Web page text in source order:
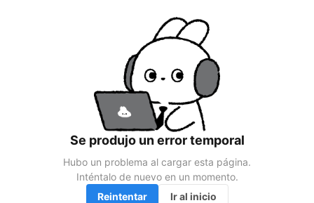
Se produjo un error temporal
Hubo un problema al cargar esta página.
Inténtalo de nuevo en un momento.
Reintentar
Ir al inicio